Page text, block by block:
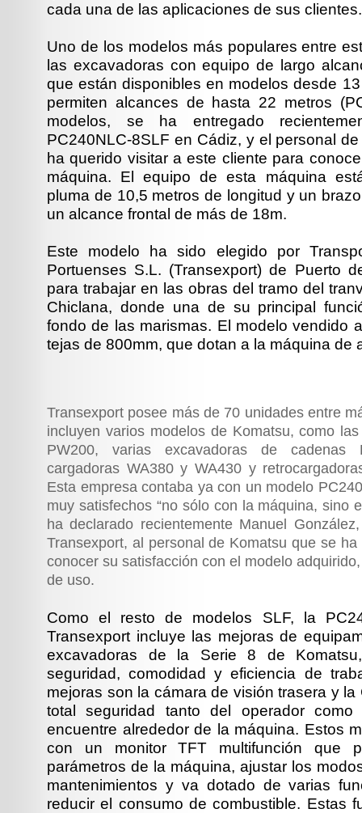
cada una de las aplicaciones de sus clientes.
Uno de los modelos más populares entre
las excavadoras con equipo de largo
que están disponibles en modelos desde
permiten alcances de hasta 22 metros
modelos, se ha entregado
PC240NLC-8SLF en Cádiz, y el personal
ha querido visitar a este cliente para
máquina. El equipo de esta máquina
pluma de 10,5 metros de longitud y un
un alcance frontal de más de 18m.
Este modelo ha sido elegido por
Portuenses S.L. (Transexport) de Puerto
para trabajar en las obras del tramo del
Chiclana, donde una de su principal
fondo de las marismas. El modelo vendido
tejas de 800mm, que dotan a la máquina de
Transexport posee más de 70 unidades entre
incluyen varios modelos de Komatsu, como
PW200, varias excavadoras de cadenas
cargadoras WA380 y WA430 y
Esta empresa contaba ya con un modelo
muy satisfechos “no sólo con la máquina, sino
ha declarado recientemente Manuel
Transexport, al personal de Komatsu que se
conocer su satisfacción con el modelo
de uso.
Como el resto de modelos SLF, la
Transexport incluye las mejoras de
excavadoras de la Serie 8 de
seguridad, comodidad y eficiencia de
mejoras son la cámara de visión trasera y
total seguridad tanto del operador
encuentre alrededor de la máquina. Estos
con un monitor TFT multifunción que
parámetros de la máquina, ajustar los
mantenimientos y va dotado de varias
reducir el consumo de combustible. Estas